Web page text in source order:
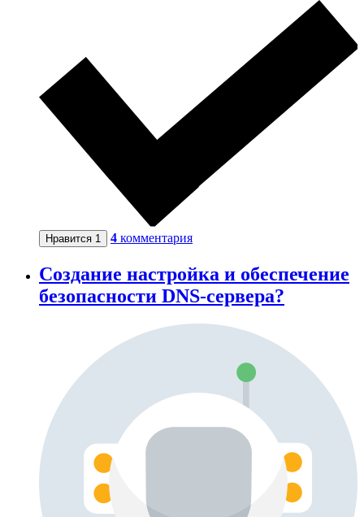
Нравится 1 4 комментария
Создание настройка и обеспечение
безопасности DNS-сервера?